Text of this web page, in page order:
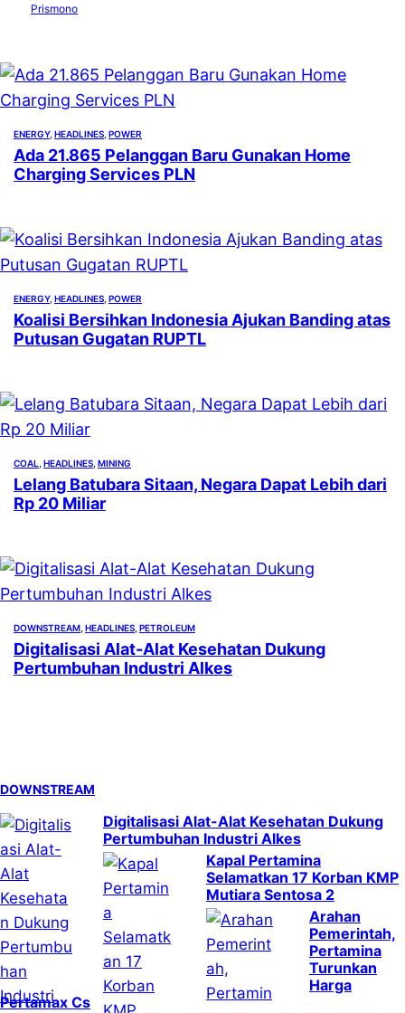
Prismono
ENERGY, HEADLINES POWER
Ada 21.865 Pelanggan Baru Gunakan Home
Charging Services PLN
ENERGY, HEADLINES POWER
Koalisi Bersihkan Indonesia Ajukan Banding atas
Putusan Gugatan RUPTL
COAL HEADLINES MINING
Lelang Batubara Sitaan, Negara Dapat Lebih dari
Rp 20 Miliar
DOWNSTREAM HEADLINES PETROLEUM
Digitalisasi Alat-Alat Kesehatan Dukung
Pertumbuhan Industri Alkes
DOWNSTREAM
Digitalisasi Alat-Alat Kesehatan Dukung
Pertumbuhan Industri Alkes
Kapal Pertamina
Selamatkan 17 Korban KMP
Mutiara Sentosa 2
Arahan
Pemerintah,
Pertamina
Turunkan
Harga
Pertamax Cs